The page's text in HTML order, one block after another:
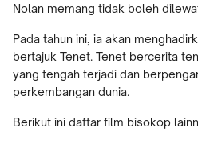
Nolan memang tidak boleh
Pada tahun ini, ia akan
bertajuk Tenet. Tenet bercerita
yang tengah terjadi dan
perkembangan dunia.
Berikut ini daftar film bisokop